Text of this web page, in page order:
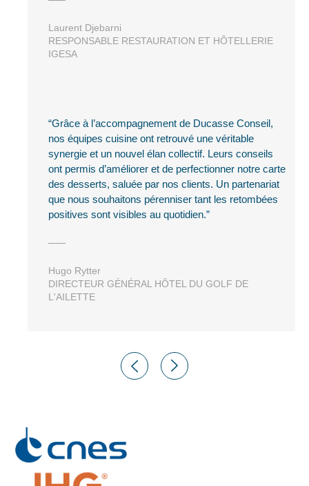
Laurent Djebarni
RESPONSABLE RESTAURATION ET HÔTELLERIE
IGESA
Grâce à l’accompagnement de Ducasse Conseil,
nos équipes cuisine ont retrouvé une véritable
synergie et un nouvel élan collectif. Leurs conseils
ont permis d’améliorer et de perfectionner notre carte
des desserts, saluée par nos clients. Un partenariat
que nous souhaitons pérenniser tant les retombées
positives sont visibles au quotidien.
Hugo Rytter
DIRECTEUR GÉNÉRAL HÔTEL DU GOLF DE
L'AILETTE